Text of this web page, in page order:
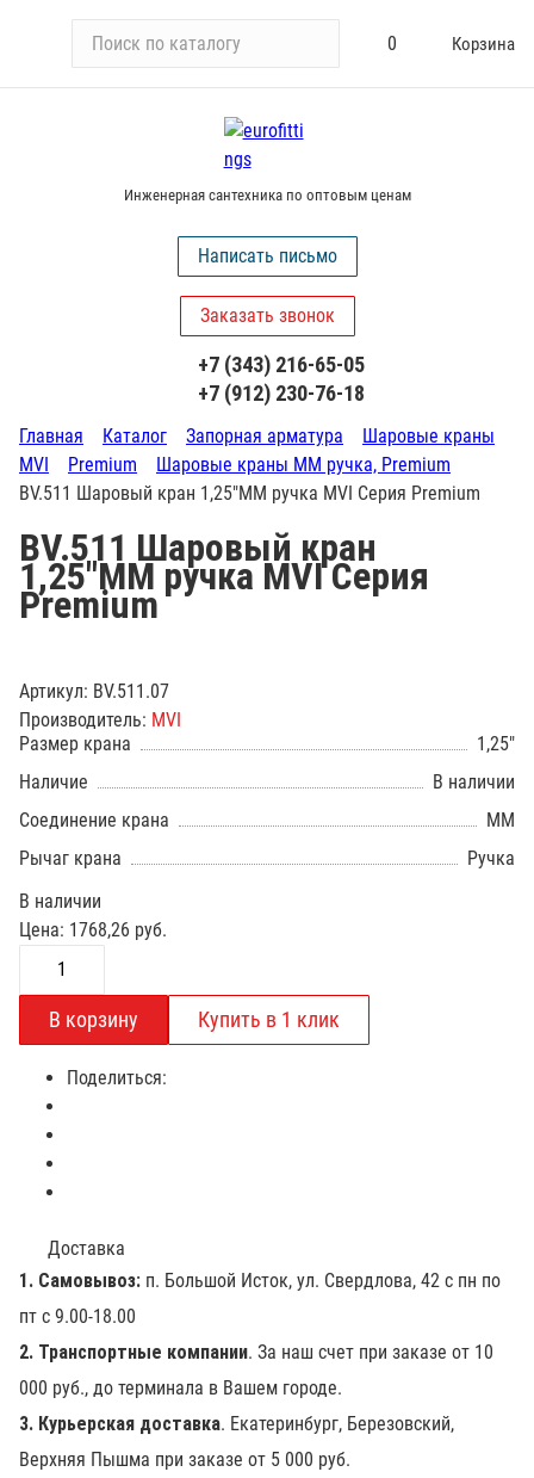
и
у
0 Корзина
Инженерная сантехника по оптовым ценам
Написать письмо
Заказать звонок
+7 (343) 216-65-05
+7 (912) 230-76-18
Главная Каталог Запорная арматура
Шаровые краны
MVI
Premium
Шаровые краны ММ ручка, Premium
BV.511 Шаровый кран 1,25"ММ ручка MVI Серия Premium
BV.511 Шаровый кран
1,25"ММ ручка MVI Серия
Premium
Артикул: BV.511.07
Производитель: MVI
Размер крана
1,25"
Наличие
В наличии
Соединение крана
ММ
Рычаг крана
Ручка
В наличии
Цена: 1768,26 руб.
Поделиться:
Доставка
1. Самовывоз: п. Большой Исток, ул. Свердлова, 42 с пн по
пт с 9.00-18.00
2. Транспортные компании. За наш счет при заказе от 10
000 руб., до терминала в Вашем городе.
3. Курьерская доставка. Екатеринбург, Березовский,
Верхняя Пышма при заказе от 5 000 руб.